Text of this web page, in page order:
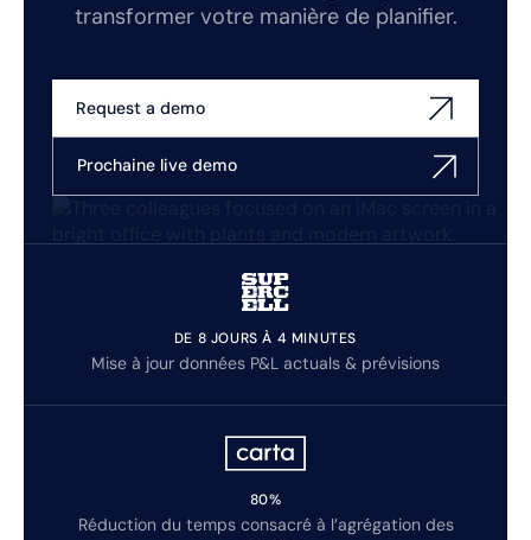
transformer votre manière de planifier.
Request a demo
Prochaine live demo
DE 8 JOURS À 4 MINUTES
Mise à jour données P&L actuals & prévisions
80%
Réduction du temps consacré à l’agrégation des